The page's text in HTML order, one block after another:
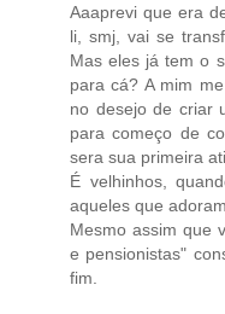
Aaaprevi que era
li, smj, vai se
Mas eles já tem o
para cá? A mim
no desejo de criar
para começo de
sera sua primeira
É velhinhos,
aqueles que
Mesmo assim que
e pensionistas"
fim.